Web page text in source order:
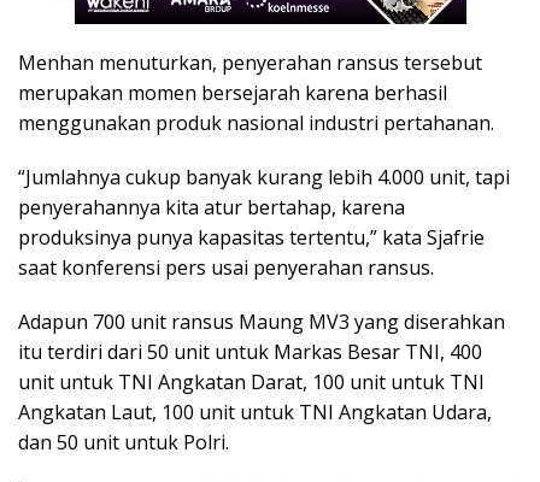
Menhan menuturkan, penyerahan ransus tersebut
merupakan momen bersejarah karena berhasil
menggunakan produk nasional industri pertahanan.
“Jumlahnya cukup banyak kurang lebih 4.000 unit, tapi
penyerahannya kita atur bertahap, karena
produksinya punya kapasitas tertentu,” kata Sjafrie
saat konferensi pers usai penyerahan ransus.
Adapun 700 unit ransus Maung MV3 yang diserahkan
itu terdiri dari 50 unit untuk Markas Besar TNI, 400
unit untuk TNI Angkatan Darat, 100 unit untuk TNI
Angkatan Laut, 100 unit untuk TNI Angkatan Udara,
dan 50 unit untuk Polri.